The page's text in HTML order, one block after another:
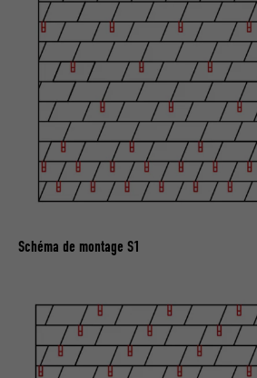
Schéma de montage S1